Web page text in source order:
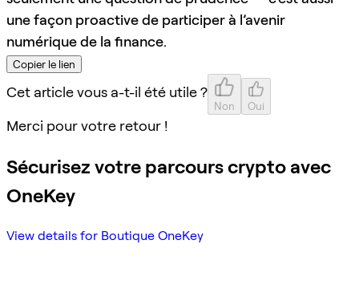
une façon proactive de participer à l’avenir
numérique de la finance.
Copier le lien
Cet article vous a-t-il été utile ?
Non Oui
Merci pour votre retour !
Sécurisez votre parcours crypto avec
OneKey
View details for Boutique OneKey